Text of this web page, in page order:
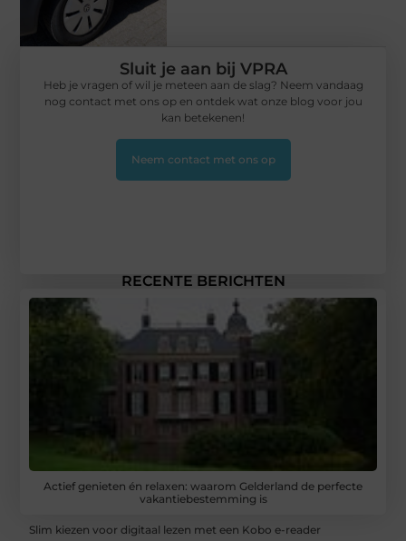
RECENTE BERICHTEN
Actief genieten én relaxen: waarom Gelderland de perfecte
vakantiebestemming is
Slim kiezen voor digitaal lezen met een Kobo e-reader
Sluit je aan bij VPRA
Heb je vragen of wil je meteen aan de slag? Neem vandaag
nog contact met ons op en ontdek wat onze blog voor jou
kan betekenen!
Neem contact met ons op